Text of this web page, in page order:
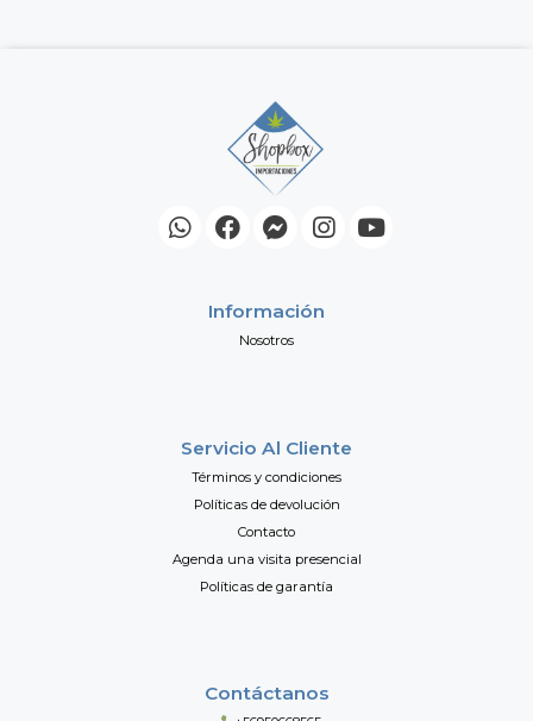
Información
Nosotros
Servicio Al Cliente
Términos y condiciones
Políticas de devolución
Contacto
Agenda una visita presencial
Políticas de garantía
Contáctanos